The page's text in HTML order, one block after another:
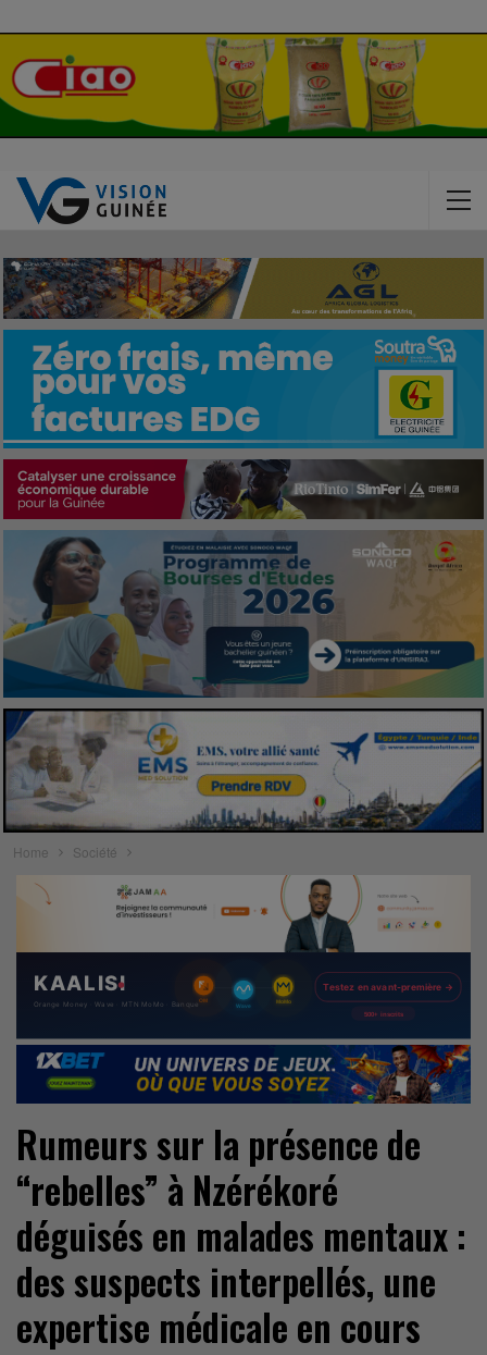
Home Société
Rumeurs sur la présence de
“rebelles” à Nzérékoré
déguisés en malades mentaux :
des suspects interpellés, une
expertise médicale en cours